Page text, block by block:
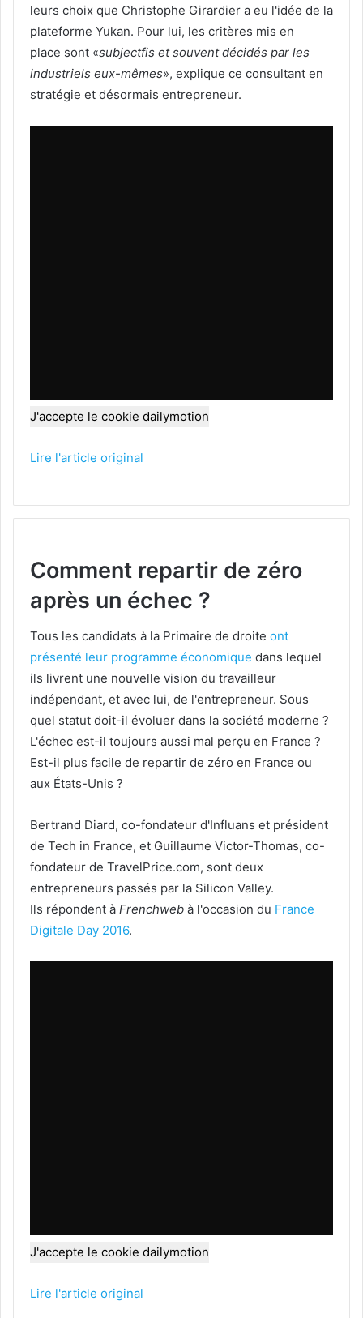
leurs choix que Christophe Girardier a eu l'idée de la
plateforme Yukan. Pour lui, les critères mis en
place sont «subjectfis et souvent décidés par les
industriels eux-mêmes», explique ce consultant en
stratégie et désormais entrepreneur.
J'accepte le cookie dailymotion
Lire l'article original
Comment repartir de zéro
après un échec ?
Tous les candidats à la Primaire de droite ont
présenté leur programme économique dans lequel
ils livrent une nouvelle vision du travailleur
indépendant, et avec lui, de l'entrepreneur. Sous
quel statut doit-il évoluer dans la société moderne ?
L'échec est-il toujours aussi mal perçu en France ?
Est-il plus facile de repartir de zéro en France ou
aux États-Unis ?
Bertrand Diard, co-fondateur d'Influans et président
de Tech in France, et Guillaume Victor-Thomas, co-
fondateur de TravelPrice.com, sont deux
entrepreneurs passés par la Silicon Valley.
Ils répondent à Frenchweb à l'occasion du France
Digitale Day 2016.
J'accepte le cookie dailymotion
Lire l'article original